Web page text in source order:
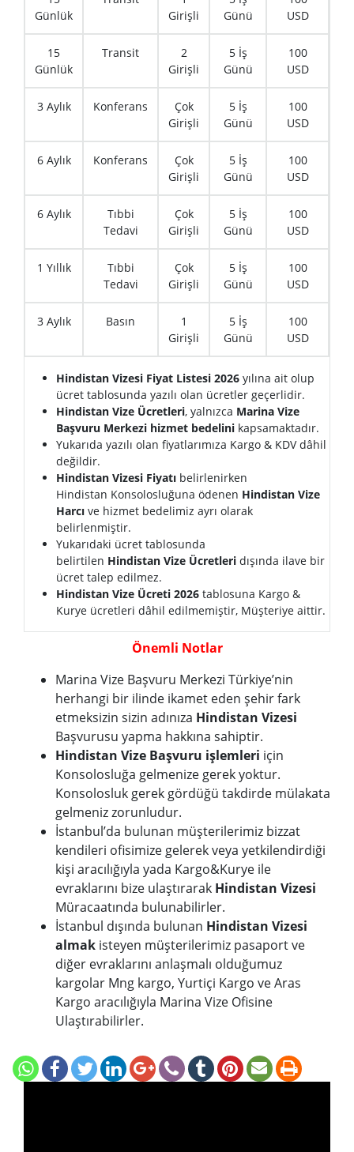
Günlük
Girişli
Günü
USD
15
Günlük
Transit
2
Girişli
5 İş
Günü
100
USD
3 Aylık Konferans
Çok
Girişli
5 İş
Günü
100
USD
6 Aylık Konferans
Çok
Girişli
5 İş
Günü
100
USD
6 Aylık
Tıbbi
Tedavi
Çok
Girişli
5 İş
Günü
100
USD
1 Yıllık
Tıbbi
Tedavi
Çok
Girişli
5 İş
Günü
100
USD
3 Aylık Basın
1
Girişli
5 İş
Günü
100
USD
Hindistan Vizesi Fiyat Listesi 2026 yılına ait olup
ücret tablosunda yazılı olan ücretler geçerlidir.
Hindistan Vize Ücretleri, yalnızca Marina Vize
Başvuru Merkezi hizmet bedelini kapsamaktadır.
Yukarıda yazılı olan fiyatlarımıza Kargo & KDV dâhil
değildir.
Hindistan Vizesi Fiyatı belirlenirken
Hindistan Konsolosluğuna ödenen Hindistan Vize
Harcı ve hizmet bedelimiz ayrı olarak
belirlenmiştir.
Yukarıdaki ücret tablosunda
belirtilen Hindistan Vize Ücretleri dışında ilave bir
ücret talep edilmez.
Hindistan Vize Ücreti 2026 tablosuna Kargo &
Kurye ücretleri dâhil edilmemiştir, Müşteriye aittir.
Önemli Notlar
Marina Vize Başvuru Merkezi Türkiye’nin
herhangi bir ilinde ikamet eden şehir fark
etmeksizin sizin adınıza Hindistan Vizesi
Başvurusu yapma hakkına sahiptir.
Hindistan Vize Başvuru işlemleri için
Konsolosluğa gelmenize gerek yoktur.
Konsolosluk gerek gördüğü takdirde mülakata
gelmeniz zorunludur.
İstanbul’da bulunan müşterilerimiz bizzat
kendileri ofisimize gelerek veya yetkilendirdiği
kişi aracılığıyla yada Kargo&Kurye ile
evraklarını bize ulaştırarak Hindistan Vizesi
Müracaatında bulunabilirler.
İstanbul dışında bulunan Hindistan Vizesi
almak isteyen müşterilerimiz pasaport ve
diğer evraklarını anlaşmalı olduğumuz
kargolar Mng kargo, Yurtiçi Kargo ve Aras
Kargo aracılığıyla Marina Vize Ofisine
Ulaştırabilirler.